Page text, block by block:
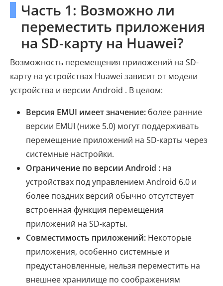
Часть 1: Возможно ли
переместить приложения
на SD-карту на Huawei?
Возможность перемещения приложений на SD-
карту на устройствах Huawei зависит от модели
устройства и версии Android . В целом:
Версия EMUI имеет значение: более ранние
версии EMUI (ниже 5.0) могут поддерживать
перемещение приложений на SD-карты через
системные настройки.
Ограничение по версии Android : на
устройствах под управлением Android 6.0 и
более поздних версий обычно отсутствует
встроенная функция перемещения
приложений на SD-карты.
Совместимость приложений: Некоторые
приложения, особенно системные и
предустановленные, нельзя переместить на
внешнее хранилище по соображениям